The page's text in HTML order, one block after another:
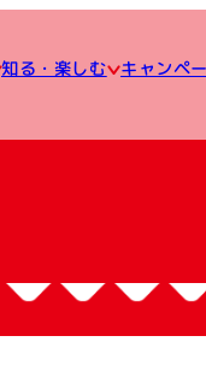
知る・楽しむ キャンペ